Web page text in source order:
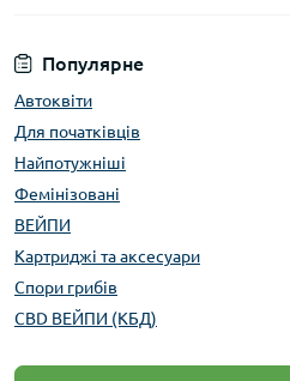
Популярне
Автоквіти
Для початківців
Найпотужніші
Фемінізовані
ВЕЙПИ
Картриджі та аксесуари
Спори грибів
CBD ВЕЙПИ (КБД)